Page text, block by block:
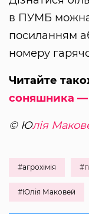
в ПУМБ
посиланням
номеру
Читайте
соняшника —
© Юлія
#агрохімія
#Юлія Маковей